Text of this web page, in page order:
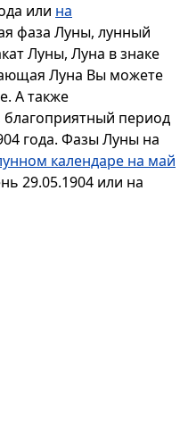
или на
фаза Луны, лунный
Луны, Луна в знаке
Луна Вы можете
А также
благоприятный период
года. Фазы Луны на
календаре на май
29.05.1904 или на